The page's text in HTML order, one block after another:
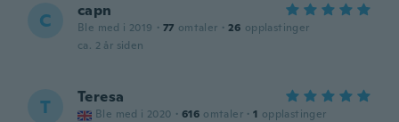
C capn
Ble med i 2019 · 77 omtaler · 26 opplastinger
ca. 2 år siden
T Teresa
Ble med i 2020 · 616 omtaler · 1 opplastinger